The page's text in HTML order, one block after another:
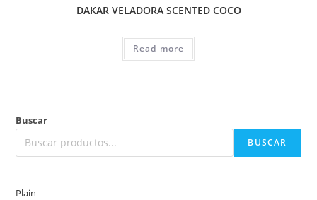
DAKAR VELADORA SCENTED COCO
Read more
Buscar
BUSCAR
Plain